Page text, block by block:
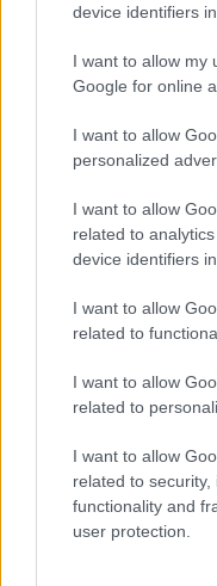
device identifiers
I want to allow my
Google for online
I want to allow
personalized
I want to allow
related to
device identifiers
I want to allow
related to
I want to allow
related to
I want to allow
related to
functionality and
user protection.
Mario
Paolo
Martina
I nostri